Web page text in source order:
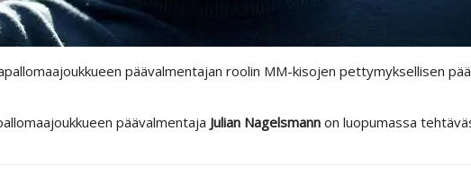
päävalmentajan roolin MM-kisojen pettymyksellisen
päävalmentaja Julian Nagelsmann on luopumassa